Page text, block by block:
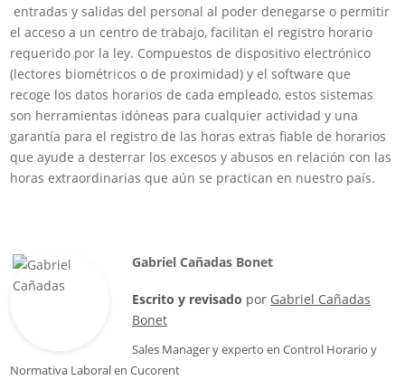
entradas y salidas del personal al poder denegarse o permitir
el acceso a un centro de trabajo, facilitan el registro horario
requerido por la ley. Compuestos de dispositivo electrónico
(lectores biométricos o de proximidad) y el software que
recoge los datos horarios de cada empleado, estos sistemas
son herramientas idóneas para cualquier actividad y una
garantía para el registro de las horas extras fiable de horarios
que ayude a desterrar los excesos y abusos en relación con las
horas extraordinarias que aún se practican en nuestro país.
Gabriel Cañadas Bonet
Escrito y revisado por Gabriel Cañadas
Bonet
Sales Managery experto en Control Horario y
Normativa Laboral enCucorent